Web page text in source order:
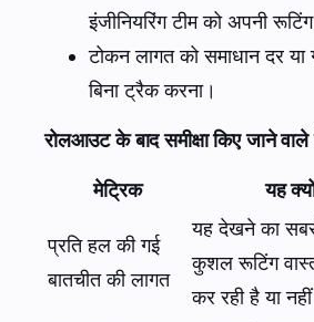
इंजीनियरिंग टीम को अपनी
टोकन लागत को समाधान दर
बिना ट्रैक करना।
रोलआउट के बाद समीक्षा किए जाने
मेट्रिक यह
प्रति हल की गई
बातचीत की लागत
यह देखने का
कुशल रूटिंग
कर रही है या